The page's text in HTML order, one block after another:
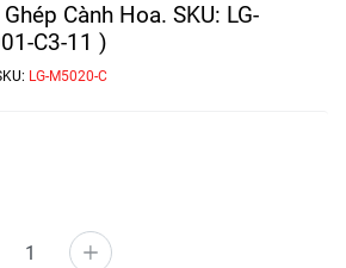
Cành Hoa. SKU: LG-
C3-11 )
LG-M5020-C